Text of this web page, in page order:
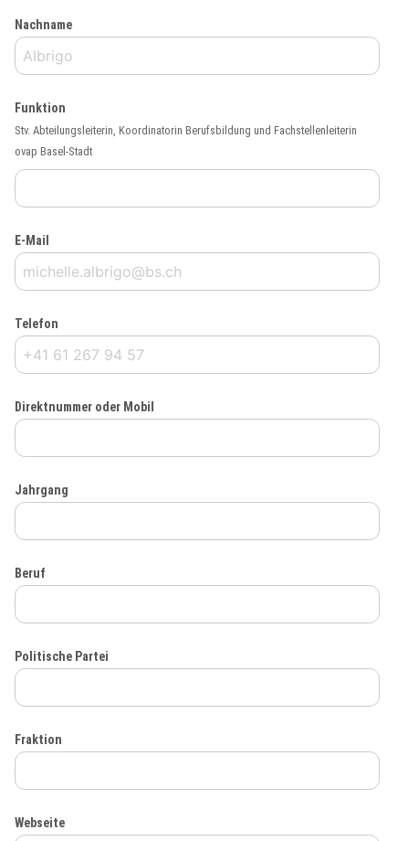
Nachname
Funktion
Stv. Abteilungsleiterin, Koordinatorin Berufsbildung und Fachstellenleiterin
ovap Basel-Stadt
E-Mail
Telefon
Direktnummer oder Mobil
Jahrgang
Beruf
Politische Partei
Fraktion
Webseite